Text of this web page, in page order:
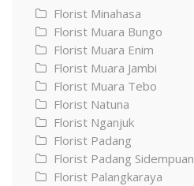
Florist Minahasa
Florist Muara Bungo
Florist Muara Enim
Florist Muara Jambi
Florist Muara Tebo
Florist Natuna
Florist Nganjuk
Florist Padang
Florist Padang Sidempuan
Florist Palangkaraya